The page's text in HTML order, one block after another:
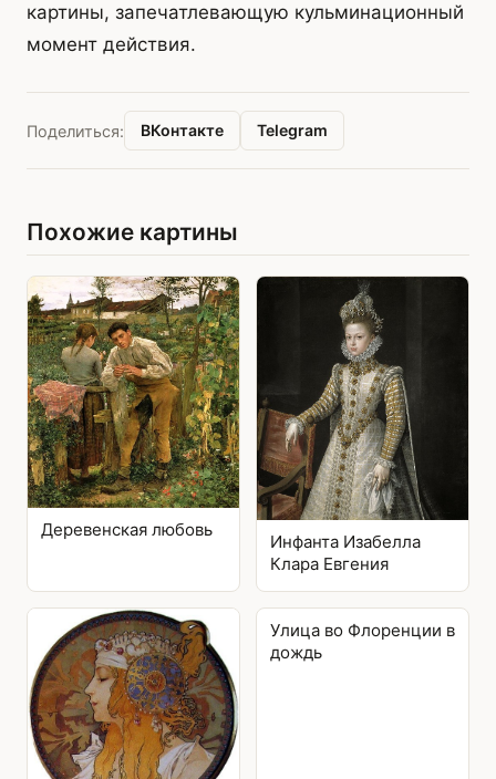
картины, запечатлевающую кульминационный
момент действия.
Поделиться: ВКонтакте Telegram
Похожие картины
Деревенская любовь
Инфанта Изабелла
Клара Евгения
Улица во Флоренции в
дождь